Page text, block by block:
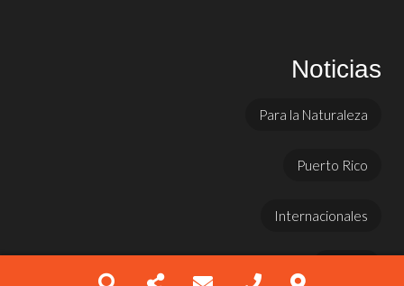
Noticias
Para la Naturaleza
Puerto Rico
Internacionales